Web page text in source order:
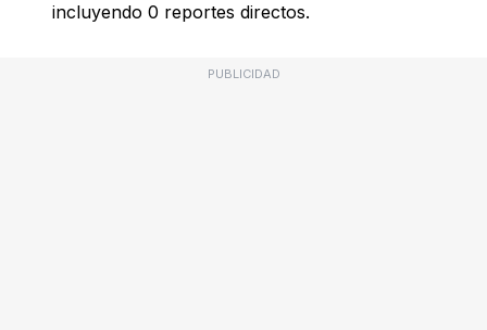
incluyendo 0 reportes directos.
PUBLICIDAD